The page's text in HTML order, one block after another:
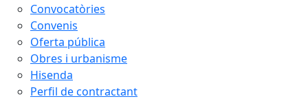
Convocatòries
Convenis
Oferta pública
Obres i urbanisme
Hisenda
Perfil de contractant